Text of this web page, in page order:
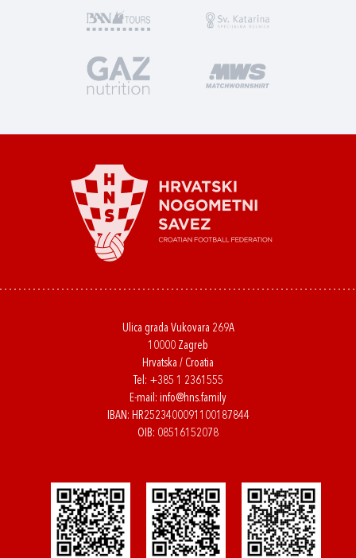
Ulica grada Vukovara 269A
10000 Zagreb
Hrvatska / Croatia
Tel: +385 1 2361555
E-mail: info@hns.family
IBAN: HR2523400091100187844
OIB: 08516152078